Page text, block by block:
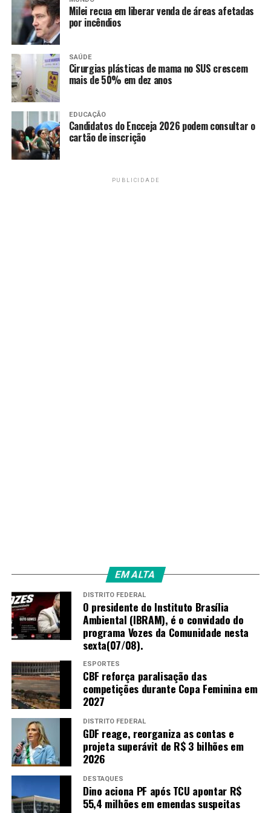
RECENTES
Presidente da Caixa fala sobre pagamento do auxílio
emergencial
Amarildo Mota
Milei recua em liberar venda de áreas afetadas
por incêndios
SAÚDE
Cirurgias plásticas de mama no SUS crescem
mais de 50% em dez anos
EDUCAÇÃO
Candidatos do Encceja 2026 podem consultar o
cartão de inscrição
PUBLICIDADE
EM ALTA
DISTRITO FEDERAL
O presidente do Instituto Brasília
Ambiental (IBRAM), é o convidado do
programa Vozes da Comunidade nesta
sexta(07/08).
ESPORTES
CBF reforça paralisação das
competições durante Copa Feminina em
2027
DISTRITO FEDERAL
GDF reage, reorganiza as contas e
projeta superávit de R$ 3 bilhões em
2026
DESTAQUES
Dino aciona PF após TCU apontar R$
55,4 milhões em emendas suspeitas